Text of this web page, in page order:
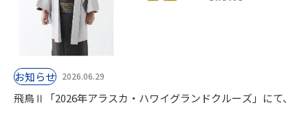
お知らせ 2026.06.29
飛鳥Ⅱ「2026年アラスカ・ハワイグランドクルーズ」にて、